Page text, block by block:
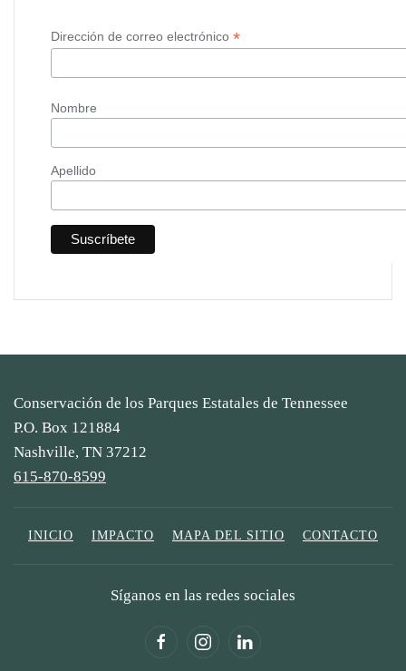
Dirección de correo electrónico *
Nombre
Apellido
Conservación de los Parques Estatales de Tennessee
P.O. Box 121884
Nashville, TN 37212
615-870-8599
INICIO IMPACTO MAPA DEL SITIO CONTACTO
Síganos en las redes sociales